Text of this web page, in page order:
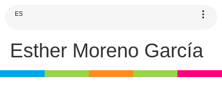
ES
Esther Moreno García